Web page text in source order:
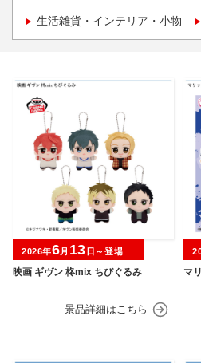
生活雑貨・インテリア・小物
映画 ギヴン 柊mix ちびぐるみ
2026年6月 13 日～登場
マ